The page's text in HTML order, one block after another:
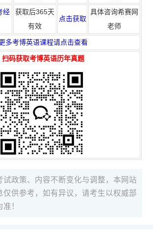
经
获取后365天
有效
点击获取
具体咨询希赛网
老师
多考博英语课程请点击查看
扫码获取考博英语历年真题
试政策、内容不断变化与调整，本网站
仅供参考，如有异议，请考生以权威部
！